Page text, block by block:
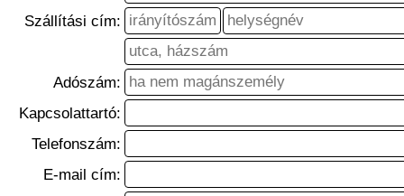
Szállítási cím:
Adószám:
Kapcsolattartó:
Telefonszám:
E-mail cím: